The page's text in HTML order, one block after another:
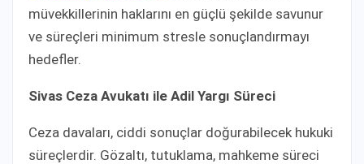
müvekkillerinin haklarını en güçlü şekilde savunur
ve süreçleri minimum stresle sonuçlandırmayı
hedefler.
Sivas Ceza Avukatı ile Adil Yargı Süreci
Ceza davaları, ciddi sonuçlar doğurabilecek hukuki
süreçlerdir. Gözaltı, tutuklama, mahkeme süreci